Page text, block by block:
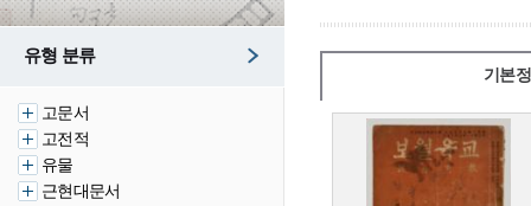
유형 분류
고문서
고전적
유물
근현대문서
기본